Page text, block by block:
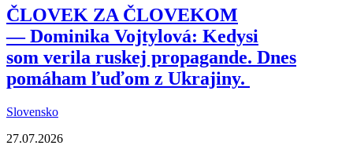
ČLOVEK ZA ČLOVEKOM
— Dominika Vojtylová: Kedysi
som verila ruskej propagande. Dnes
pomáham ľuďom z Ukrajiny.
Slovensko
27.07.2026